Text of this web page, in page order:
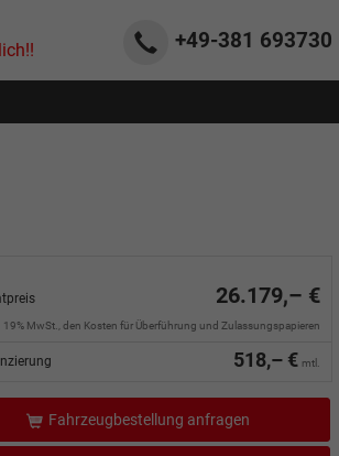
+49-381 693730
26.179,– €
19% MwSt., den Kosten für Überführung und Zulassungspapieren
518,– € mtl.
Fahrzeugbestellung anfragen